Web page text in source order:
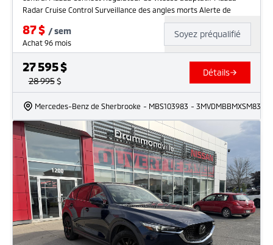
Radar Cruise Control Surveillance des angles morts Alerte de
87$ /sem
Achat 96 mois
Soyez préqualifié
27 595$
28 995$
Détails
Mercedes-Benz de Sherbrooke - MBS103983 -